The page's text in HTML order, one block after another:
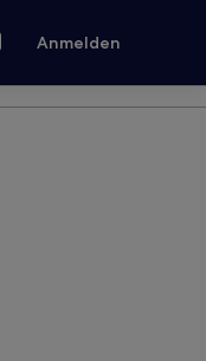
Anmelden